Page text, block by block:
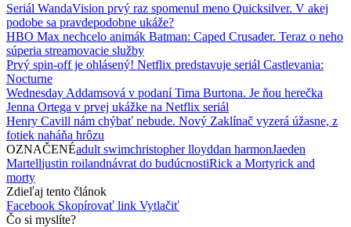
Seriál WandaVision prvý raz spomenul meno Quicksilver. V akej
podobe sa pravdepodobne ukáže?
HBO Max nechcelo animák Batman: Caped Crusader. Teraz o neho
súperia streamovacie služby
Prvý spin-off je ohlásený! Netflix predstavuje seriál Castlevania:
Nocturne
Wednesday Addamsová v podaní Tima Burtona. Je ňou herečka
Jenna Ortega v prvej ukážke na Netflix seriál
Henry Cavill nám chýbať nebude. Nový Zaklínač vyzerá úžasne, z
fotiek naháňa hrôzu
OZNAČENÉadult swimchristopher lloyddan harmonJaeden
Martelljustin roilandnávrat do budúcnostiRick a Mortyrick and
morty
Zdieľaj tento článok
Facebook Skopírovať link Vytlačiť
Čo si myslíte?